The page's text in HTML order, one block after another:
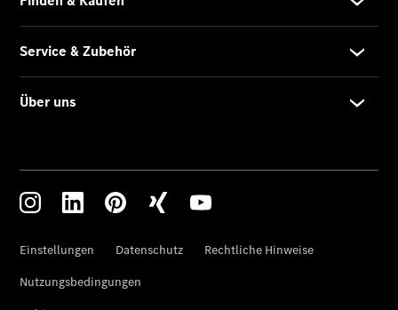
Reparatur
Service-
Elektrofahrzeug-
Service
basic